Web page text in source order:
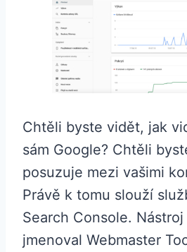
Chtěli byste vidět, jak
sám Google? Chtěli
posuzuje mezi vašimi
Právě k tomu slouží
Search Console.
jmenoval Webmaster